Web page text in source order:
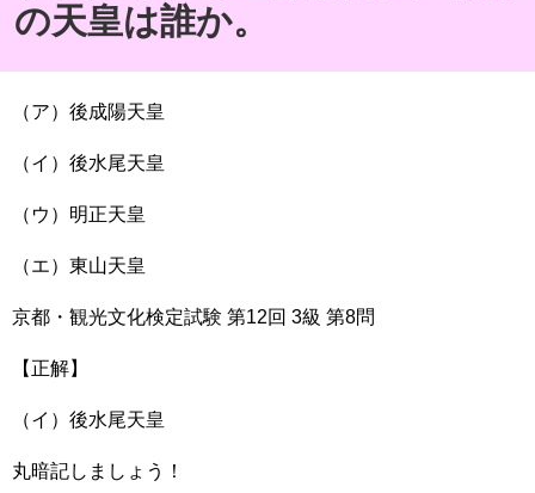
の天皇は誰か。
（ア）後成陽天皇
（イ）後水尾天皇
（ウ）明正天皇
（エ）東山天皇
京都・観光文化検定試験 第12回 3級 第8問
【正解】
（イ）後水尾天皇
丸暗記しましょう！